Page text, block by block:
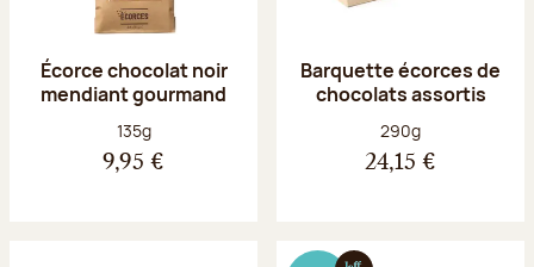
Écorce chocolat noir
mendiant gourmand
Poids net :
135g
9,95 €
Barquette écorces de
chocolats assortis
Poids net :
290g
24,15 €